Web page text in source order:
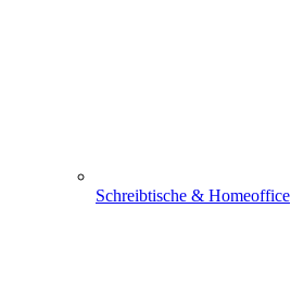
Schreibtische & Homeoffice